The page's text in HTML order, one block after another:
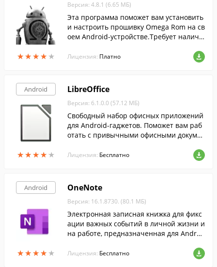
★★★★ ★
★★★★ ★
Версия: 4.8.1 (6.65 МБ)
Эта программа поможет вам установить
и настроить прошивку Omega Rom на св
оем Android-устройстве.Требует наличи
Лицензия: Платно
Android
★★★★★
★★★★★
LibreOffice
Версия: 6.1.0.0 (57.12 МБ)
Свободный набор офисных приложений
для Android-гаджетов. Поможет вам раб
отать с привычными офисными докуме
ожности по их редактированию.
Лицензия: Бесплатно
Android
★★★★ ★
★★★★ ★
OneNote
Версия: 16.1.8730. (80.1 МБ)
Электронная записная книжка для фикс
ации важных событий в личной жизни и
на работе, предназначенная для Androi
Лицензия: Бесплатно